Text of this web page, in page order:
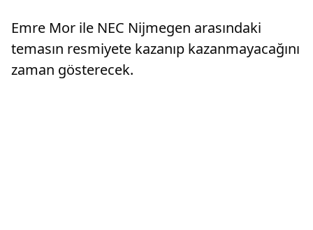
Emre Mor ile NEC Nijmegen arasındaki
temasın resmiyete kazanıp kazanmayacağını
zaman gösterecek.